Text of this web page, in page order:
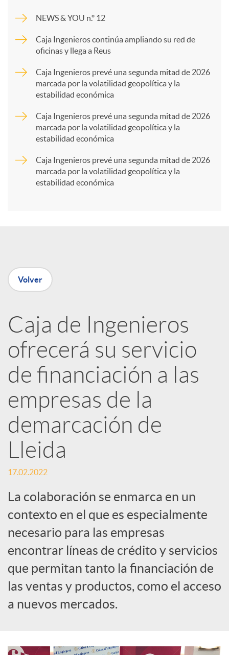
m
p
a
n
e
d
e
s
S
o
c
i
a
NEWS & YOU n.º 12
Caja Ingenieros continúa ampliando su red de
oficinas y llega a Reus
Caja Ingenieros prevé una segunda mitad de 2026
marcada por la volatilidad geopolítica y la
estabilidad económica
Caja Ingenieros prevé una segunda mitad de 2026
marcada por la volatilidad geopolítica y la
estabilidad económica
Caja Ingenieros prevé una segunda mitad de 2026
marcada por la volatilidad geopolítica y la
estabilidad económica
Volver
Caja de Ingenieros
ofrecerá su servicio
de financiación a las
empresas de la
demarcación de
Lleida
17.02.2022
La colaboración se enmarca en un
contexto en el que es especialmente
necesario para las empresas
encontrar líneas de crédito y servicios
que permitan tanto la financiación de
las ventas y productos, como el acceso
a nuevos mercados.